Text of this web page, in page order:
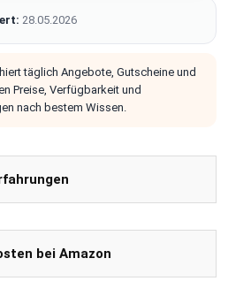
28.05.2026
täglich Angebote, Gutscheine und
Preise, Verfügbarkeit und
nach bestem Wissen.
bei Amazon